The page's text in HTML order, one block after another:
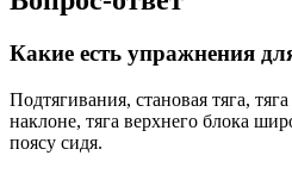
Какие есть упражнения
Подтягивания, становая тяга,
наклоне, тяга верхнего блока
поясу сидя.